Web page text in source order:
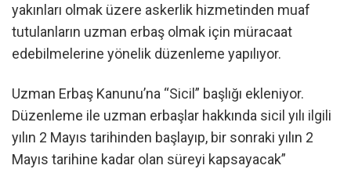
yakınları olmak üzere askerlik hizmetinden muaf
tutulanların uzman erbaş olmak için müracaat
edebilmelerine yönelik düzenleme yapılıyor.
Uzman Erbaş Kanunu’na “Sicil” başlığı ekleniyor.
Düzenleme ile uzman erbaşlar hakkında sicil yılı ilgili
yılın 2 Mayıs tarihinden başlayıp, bir sonraki yılın 2
Mayıs tarihine kadar olan süreyi kapsayacak”